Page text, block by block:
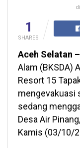
1
SHARES
Aceh Selatan –
Alam (BKSDA)
Resort 15
mengevakuasi
sedang
Desa Air
Kamis (03/10/